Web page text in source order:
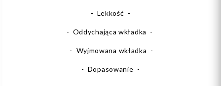
- Lekkość -
- Oddychająca wkładka -
- Wyjmowana wkładka -
- Dopasowanie -